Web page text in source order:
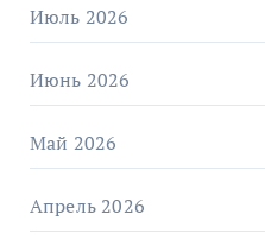
Июль 2026
Июнь 2026
Май 2026
Апрель 2026